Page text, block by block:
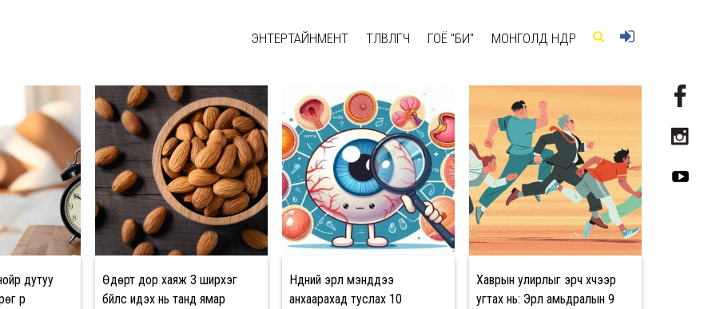
ЭНТЕРТАЙНМЕНТ ТӨЛӨВЛӨГЧ ГОЁ "БИ" МОНГОЛД ӨНӨӨДӨР
дутуу
үр
Өдөрт дор хаяж 3 ширхэг
бүйлс идэх нь танд ямар
Нүдний эрүүл мэнддээ
анхаарахад туслах 10
Хаврын улирлыг эрч хүчээр
угтах нь: Эрүүл амьдралын 9